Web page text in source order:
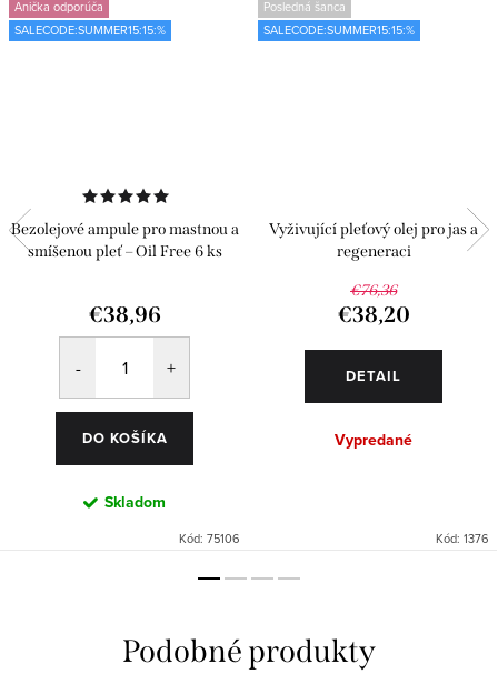
Anička odporúča
SALECODE:SUMMER15:15:%
Bezolejové ampule pro mastnou a
smíšenou pleť – Oil Free 6 ks
€38,96
DO KOŠÍKA
Skladom
Kód: 75106
Posledná šanca
SALECODE:SUMMER15:15:%
Vyživující pleťový olej pro jas a
regeneraci
€76,36
€38,20
DETAIL
Vypredané
Kód: 1376